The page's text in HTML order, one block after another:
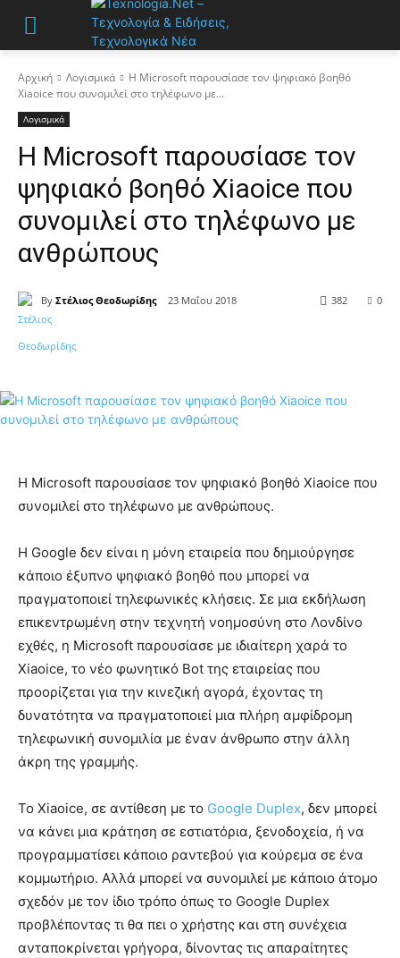
Αρχική Λογισμικά
Η Microsoft παρουσίασε τον ψηφιακό βοηθό
Xiaoice που συνομιλεί στο τηλέφωνο με...
Λογισμικά
Η Microsoft παρουσίασε τον
ψηφιακό βοηθό Xiaoice που
συνομιλεί στο τηλέφωνο με
ανθρώπους
By Στέλιος Θεοδωρίδης 23 Μαΐου 2018 0
382
Η Microsoft παρουσίασε τον ψηφιακό βοηθό Xiaoice που
συνομιλεί στο τηλέφωνο με ανθρώπους.
Η Google δεν είναι η μόνη εταιρεία που δημιούργησε
κάποιο έξυπνο ψηφιακό βοηθό που μπορεί να
πραγματοποιεί τηλεφωνικές κλήσεις. Σε μια εκδήλωση
επικεντρωμένη στην τεχνητή νοημοσύνη στο Λονδίνο
εχθές, η Microsoft παρουσίασε με ιδιαίτερη χαρά το
Xiaoice, το νέο φωνητικό Bot της εταιρείας που
προορίζεται για την κινεζική αγορά, έχοντας τη
δυνατότητα να πραγματοποιεί μια πλήρη αμφίδρομη
τηλεφωνική συνομιλία με έναν άνθρωπο στην άλλη
άκρη της γραμμής.
Το Xiaoice, σε αντίθεση με το Google Duplex, δεν μπορεί
να κάνει μια κράτηση σε εστιατόρια, ξενοδοχεία, ή να
προγραμματίσει κάποιο ραντεβού για κούρεμα σε ένα
κομμωτήριο. Αλλά μπορεί να συνομιλεί με κάποιο άτομο
σχεδόν με τον ίδιο τρόπο όπως το Google Duplex
προβλέποντας τι θα πει ο χρήστης και στη συνέχεια
ανταποκρίνεται γρήγορα, δίνοντας τις απαραίτητες